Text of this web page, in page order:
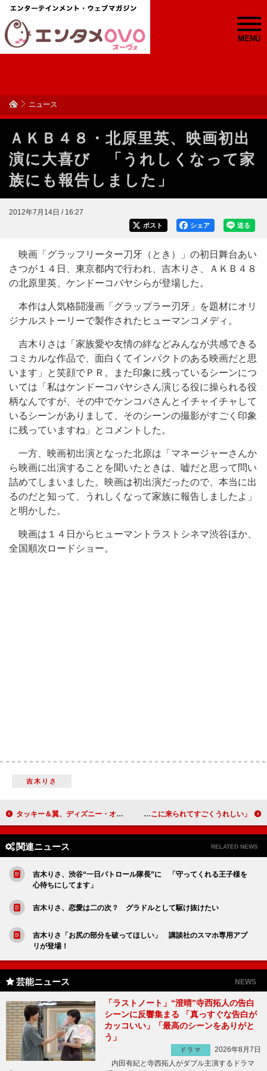
MENU
ニュース
ＡＫＢ４８・北原里英、映画初出
演に大喜び 「うれしくなって家
族にも報告しました」
2012年7月14日 / 16:27
送る
シェア
ポスト
映画「グラッフリーター刀牙（とき）」の初日舞台あい
さつが１４日、東京都内で行われ、吉木りさ、ＡＫＢ４８
の北原里英、ケンドーコバヤシらが登場した。
本作は人気格闘漫画「グラップラー刃牙」を題材にオリ
ジナルストーリーで製作されたヒューマンコメディ。
吉木りさは「家族愛や友情の絆などみんなが共感できる
コミカルな作品で、面白くてインパクトのある映画だと思
います」と笑顔でＰＲ。また印象に残っているシーンにつ
いては「私はケンドーコバヤシさん演じる役に操られる役
柄なんですが、その中でケンコバさんとイチャイチャして
いるシーンがありまして、そのシーンの撮影がすごく印象
に残っていますね」とコメントした。
一方、映画初出演となった北原は「マネージャーさんか
ら映画に出演することを聞いたときは、嘘だと思って問い
詰めてしまいました。映画は初出演だったので、本当に出
るのだと知って、うれしくなって家族に報告しましたよ」
と明かした。
映画は１４日からヒューマントラストシネマ渋谷ほか、
全国順次ロードショー。
吉木りさ
タッキー＆翼、ディズニー・オン・アイスにサプライズ登場！ 今井翼「今年、初めて彼が僕の家に来た」 沢尻エリカが、金髪のショートカットで仕事復帰 「超緊張してる。ここに来られてすごくうれしい」
関連ニュース RELATED NEWS
吉木りさ、渋谷“一日パトロール隊長”に 「守ってくれる王子様を
心待ちにしてます」
吉木りさ、恋愛は二の次？ グラドルとして駆け抜けたい
吉木りさ「お尻の部分を破ってほしい」 講談社のスマホ専用アプ
リが登場！
芸能ニュース NEWS
「ラストノート」“澄晴”寺西拓人の告白
シーンに反響集まる 「真っすぐな告白が
カッコいい」「最高のシーンをありがと
う」
ドラマ
2026年8月7日
内田有紀と寺西拓人がダブル主演するドラマ